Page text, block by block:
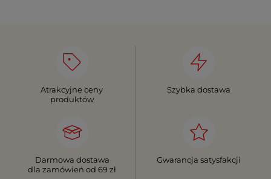
Atrakcyjne ceny
produktów
Szybka dostawa
Darmowa dostawa
dla zamówień od 69 zł
Gwarancja satysfakcji